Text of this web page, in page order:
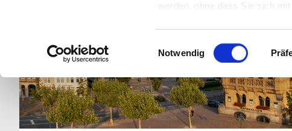
werden, ohne dass Sie sich
Datenschutzerklärung
jederzeit mit Wirkung für die
Einwilligungsauswahl
Notwendig